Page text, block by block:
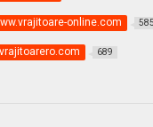
online.com 585
689